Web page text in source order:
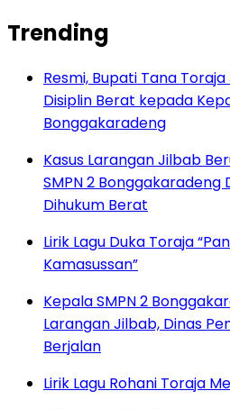
Trending
Resmi, Bupati Tana
Disiplin Berat kepada
Bonggakaradeng
Kasus Larangan Jilbab
SMPN 2
Dihukum Berat
Lirik Lagu Duka Toraja
Kamasussan”
Kepala SMPN 2
Larangan Jilbab, Dinas
Berjalan
Lirik Lagu Rohani Toraja